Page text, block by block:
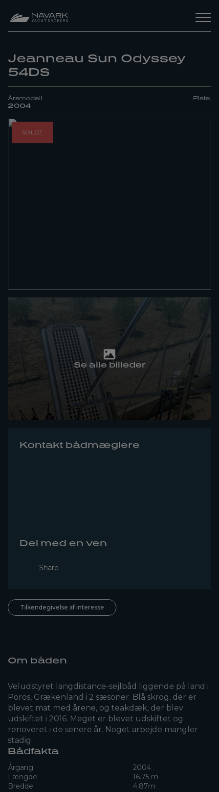
Jeanneau Sun Odyssey
54DS
Årsmodell:
2004
Plats:
SOLGT
Se alle billeder
Kontakt bådmæglere
Del med en ven
Share
Tilkendegivelse af interesse
Om båden
Veludstyret langdistance-sejlbåd liggende på land i
Poros, Grækenland i 2 sæsoner. Blå skrog, der er
blevet mat med årene, og teakdæk, der blev
udskiftet i 2016. Meget er blevet udskiftet og
renoveret i de senere år. Noget arbejde mangler
stadig.
Bådfakta
Årgang:
2004
Længde:
16.75 m
Bredde:
4.87m